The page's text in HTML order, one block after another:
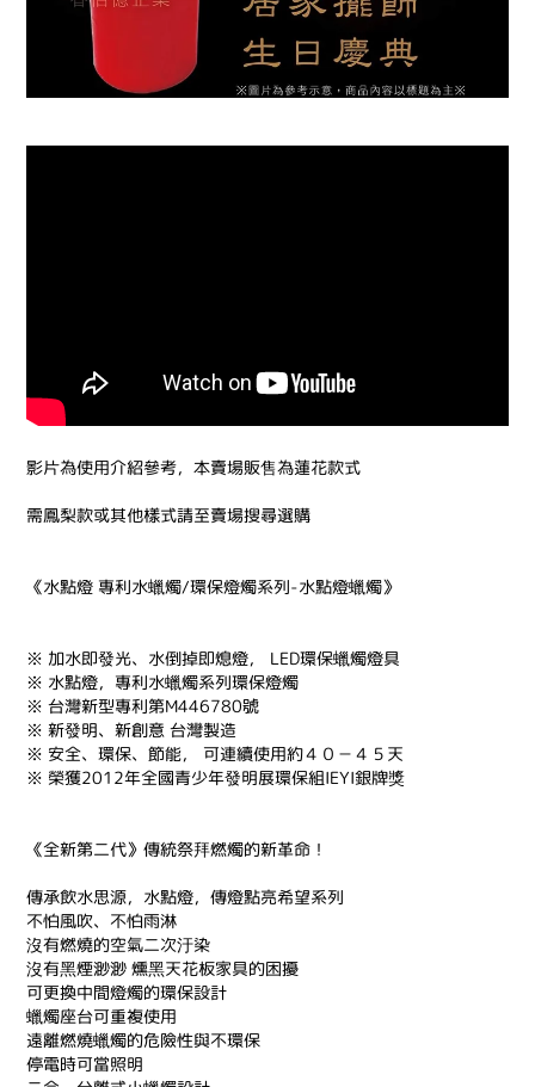
影片為使用介紹參考，本賣場販售為蓮花款式
需鳳梨款或其他樣式請至賣場搜尋選購
《水點燈 專利水蠟燭/環保燈燭系列-水點燈蠟燭》
※ 加水即發光、水倒掉即熄燈， LED環保蠟燭燈具
※ 水點燈，專利水蠟燭系列環保燈燭
※ 台灣新型專利第M446780號
※ 新發明、新創意 台灣製造
※ 安全、環保、節能， 可連續使用約４０－４５天
※ 榮獲2012年全國青少年發明展環保組IEYI銀牌獎
《全新第二代》傳統祭拜燃燭的新革命！
傳承飲水思源，水點燈，傳燈點亮希望系列
不怕風吹、不怕雨淋
沒有燃燒的空氣二次汙染
沒有黑煙渺渺 燻黑天花板家具的困擾
可更換中間燈燭的環保設計
蠟燭座台可重複使用
遠離燃燒蠟燭的危險性與不環保
停電時可當照明